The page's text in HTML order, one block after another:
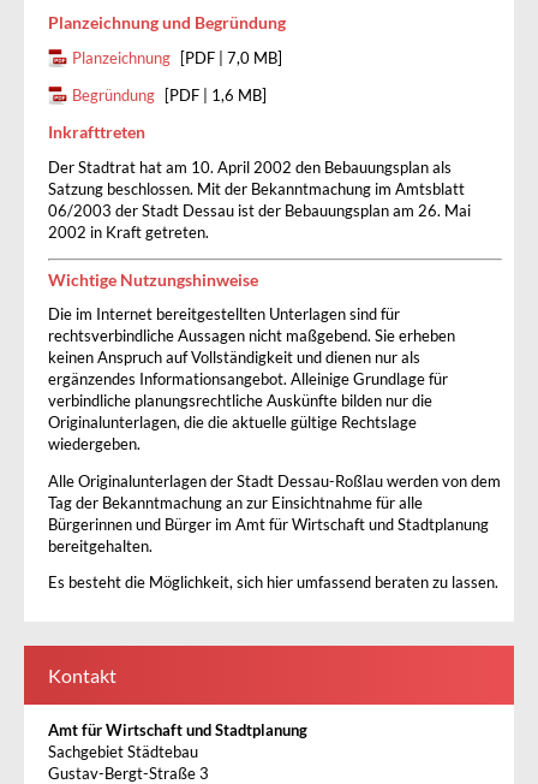
Planzeichnung und Begründung
Planzeichnung [PDF | 7,0 MB]
Begründung [PDF | 1,6 MB]
Inkrafttreten
Der Stadtrat hat am 10. April 2002 den Bebauungsplan als
Satzung beschlossen. Mit der Bekanntmachung im Amtsblatt
06/2003 der Stadt Dessau ist der Bebauungsplan am 26. Mai
2002 in Kraft getreten.
Wichtige Nutzungshinweise
Die im Internet bereitgestellten Unterlagen sind für
rechtsverbindliche Aussagen nicht maßgebend. Sie erheben
keinen Anspruch auf Vollständigkeit und dienen nur als
ergänzendes Informationsangebot. Alleinige Grundlage für
verbindliche planungsrechtliche Auskünfte bilden nur die
Originalunterlagen, die die aktuelle gültige Rechtslage
wiedergeben.
Alle Originalunterlagen der Stadt Dessau-Roßlau werden von dem
Tag der Bekanntmachung an zur Einsichtnahme für alle
Bürgerinnen und Bürger im Amt für Wirtschaft und Stadtplanung
bereitgehalten.
Es besteht die Möglichkeit, sich hier umfassend beraten zu lassen.
Kontakt
Amt für Wirtschaft und Stadtplanung
Sachgebiet Städtebau
Gustav-Bergt-Straße 3